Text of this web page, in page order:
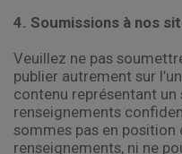
4. Soumissions à nos
Veuillez ne pas
publier autrement sur
contenu représentant
renseignements
sommes pas en position
renseignements, ni ne